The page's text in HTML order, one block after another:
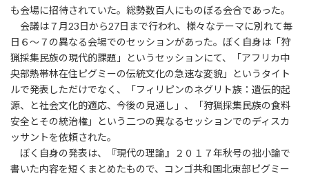
も会場に招待されていた。総勢数百人にものぼる会合であった。
会議は７月23日から27日まで行われ、様々なテーマに別れて毎
日６～７の異なる会場でのセッションがあった。ぼく自身は「狩
猟採集民族の現代的課題」というセッションにて、「アフリカ中
央部熱帯林在住ピグミーの伝統文化の急速な変貌」というタイト
ルで発表しただけでなく、「フィリピンのネグリト族：遺伝的起
源、と社会文化的適応、今後の見通し」、「狩猟採集民族の食料
安全とその統治権」という二つの異なるセッションでのディスカ
ッサントを依頼された。
ぼく自身の発表は、『現代の理論』２０１７年秋号の拙小論で
書いた内容を短くまとめたもので、コンゴ共和国北東部ピグミー